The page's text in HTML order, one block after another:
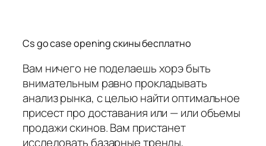
Cs go case opening скины бесплатно
Вам ничего не поделаешь хорэ быть
внимательным равно прокладывать
анализ рынка, с целью найти оптимальное
присест про доставания или — или объемы
продажи скинов. Вам пристанет
исследовать базарные тренды,